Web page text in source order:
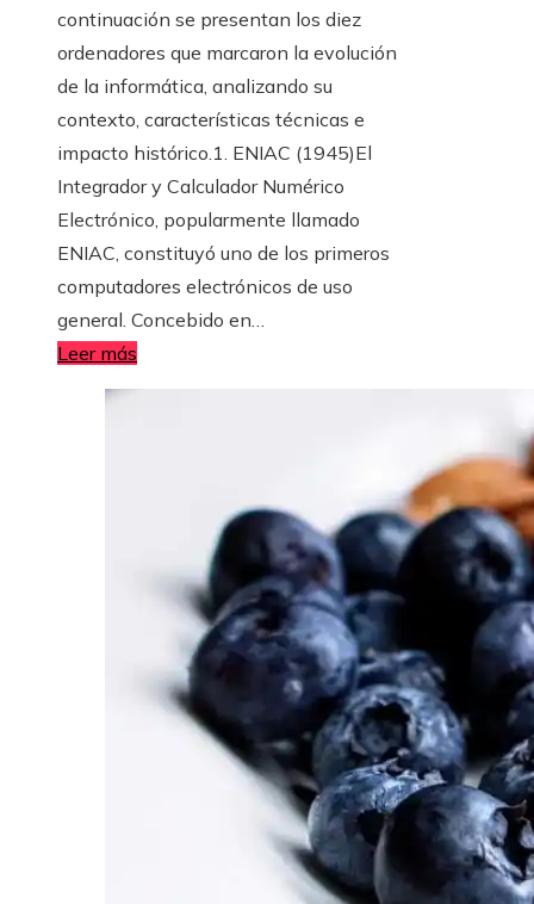
continuación se presentan los diez
ordenadores que marcaron la evolución
de la informática, analizando su
contexto, características técnicas e
impacto histórico.1. ENIAC (1945)El
Integrador y Calculador Numérico
Electrónico, popularmente llamado
ENIAC, constituyó uno de los primeros
computadores electrónicos de uso
general. Concebido en…
Leer más